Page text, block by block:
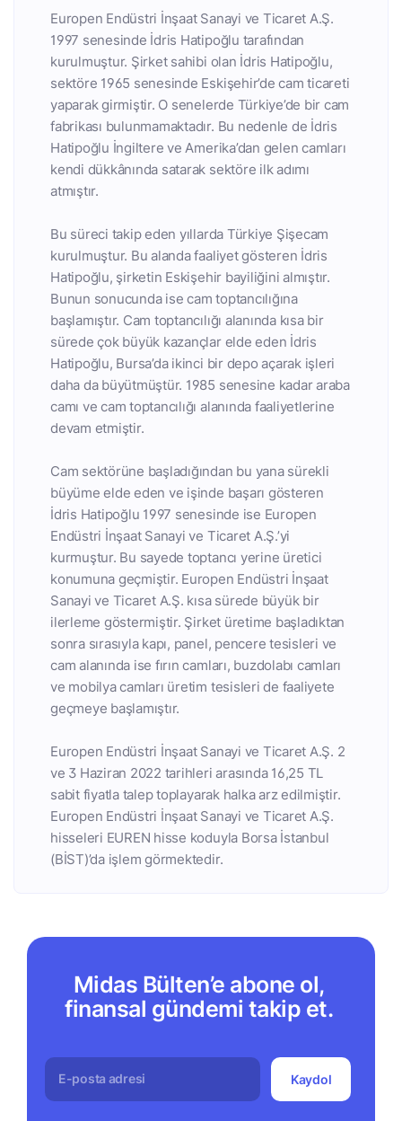
Europen Endüstri İnşaat Sanayi ve Ticaret A.Ş.
1997 senesinde İdris Hatipoğlu tarafından
kurulmuştur. Şirket sahibi olan İdris Hatipoğlu,
sektöre 1965 senesinde Eskişehir’de cam ticareti
yaparak girmiştir. O senelerde Türkiye’de bir cam
fabrikası bulunmamaktadır. Bu nedenle de İdris
Hatipoğlu İngiltere ve Amerika’dan gelen camları
kendi dükkânında satarak sektöre ilk adımı
atmıştır.
Bu süreci takip eden yıllarda Türkiye Şişecam
kurulmuştur. Bu alanda faaliyet gösteren İdris
Hatipoğlu, şirketin Eskişehir bayiliğini almıştır.
Bunun sonucunda ise cam toptancılığına
başlamıştır. Cam toptancılığı alanında kısa bir
sürede çok büyük kazançlar elde eden İdris
Hatipoğlu, Bursa’da ikinci bir depo açarak işleri
daha da büyütmüştür. 1985 senesine kadar araba
camı ve cam toptancılığı alanında faaliyetlerine
devam etmiştir.
Cam sektörüne başladığından bu yana sürekli
büyüme elde eden ve işinde başarı gösteren
İdris Hatipoğlu 1997 senesinde ise Europen
Endüstri İnşaat Sanayi ve Ticaret A.Ş.’yi
kurmuştur. Bu sayede toptancı yerine üretici
konumuna geçmiştir. Europen Endüstri İnşaat
Sanayi ve Ticaret A.Ş. kısa sürede büyük bir
ilerleme göstermiştir. Şirket üretime başladıktan
sonra sırasıyla kapı, panel, pencere tesisleri ve
cam alanında ise fırın camları, buzdolabı camları
ve mobilya camları üretim tesisleri de faaliyete
geçmeye başlamıştır.
Europen Endüstri İnşaat Sanayi ve Ticaret A.Ş. 2
ve 3 Haziran 2022 tarihleri arasında 16,25 TL
sabit fiyatla talep toplayarak halka arz edilmiştir.
Europen Endüstri İnşaat Sanayi ve Ticaret A.Ş.
hisseleri EUREN hisse koduyla Borsa İstanbul
(BİST)’da işlem görmektedir.
Midas Bülten’e abone ol,
finansal gündemi takip et.
Kaydol